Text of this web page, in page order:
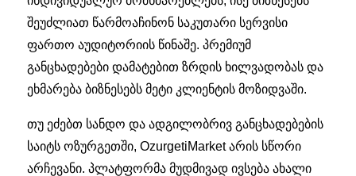
შეუძლიათ წარმოაჩინონ საკუთარი სერვისი
ფართო აუდიტორიის წინაშე. პრემიუმ
განცხადებები დამატებით ზრდის ხილვადობას და
ეხმარება ბიზნესებს მეტი კლიენტის მოზიდვაში.
თუ ეძებთ სანდო და ადგილობრივ განცხადებების
საიტს ოზურგეთში, OzurgetiMarket არის სწორი
არჩევანი. პლატფორმა მუდმივად ივსება ახალი